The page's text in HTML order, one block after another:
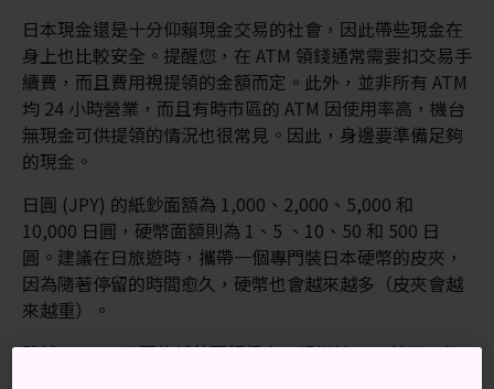
日本現金還是十分仰賴現金交易的社會，因此帶些現金在
身上也比較安全。提醒您，在 ATM 領錢通常需要扣交易手
續費，而且費用視提領的金額而定。此外，並非所有 ATM
均 24 小時營業，而且有時市區的 ATM 因使用率高，機台
無現金可供提領的情況也很常見。因此，身邊要準備足夠
的現金。
日圓 (JPY) 的紙鈔面額為 1,000、2,000、5,000 和
10,000 日圓，硬幣面額則為 1、5 、10、50 和 500 日
圓。建議在日旅遊時，攜帶一個專門裝日本硬幣的皮夾，
因為隨著停留的時間愈久，硬幣也會越來越多（皮夾會越
來越重）。
雖然 10,000 日圓的紙鈔面額很大，相當於 100 美元，但